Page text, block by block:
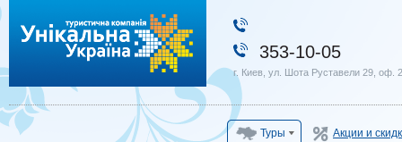
353-10-05
г. Киев, ул. Шота Руставели 29, оф. 2
Туры Акции и